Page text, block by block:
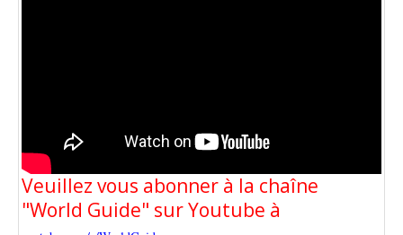
Veuillez vous abonner à la chaîne
"World Guide" sur Youtube à